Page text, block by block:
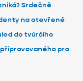
Srdečně
na otevřené
do tvůrčího
pro